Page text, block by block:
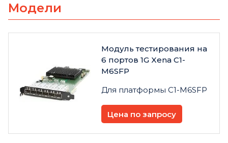
Модели
Модуль тестирования на
6 портов 1G Xena C1-
M6SFP
Для платформы C1-M6SFP
Цена по запросу